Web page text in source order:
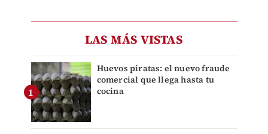
LAS MÁS VISTAS
Huevos piratas: el nuevo fraude
comercial que llega hasta tu
cocina